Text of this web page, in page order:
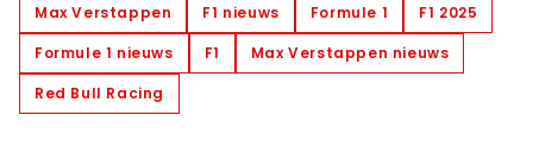
Max Verstappen F1 nieuws Formule 1
F1 2025
Formule 1 nieuws
F1
Max Verstappen nieuws
Red Bull Racing